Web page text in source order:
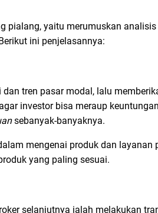
yaitu merumuskan
ini penjelasannya:
tren pasar modal, lalu
investor bisa meraup
sebanyak-banyaknya.
mengenai produk dan layanan
yang paling sesuai.
selanjutnya ialah melakukan